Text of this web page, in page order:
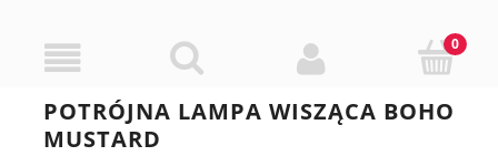
POTRÓJNA LAMPA WISZĄCA BOHO
MUSTARD